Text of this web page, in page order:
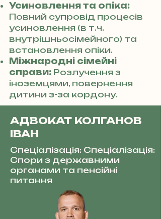
Усиновлення та опіка:
Повний супровід процесів
усиновлення (в т.ч.
внутрішньосімейного) та
встановлення опіки.
Міжнародні сімейні
справи: Розлучення з
іноземцями, повернення
дитини з-за кордону.
АДВОКАТ КОЛГАНОВ
ІВАН
Спеціалізація: Спеціалізація:
Спори з державними
органами та пенсійні
питання